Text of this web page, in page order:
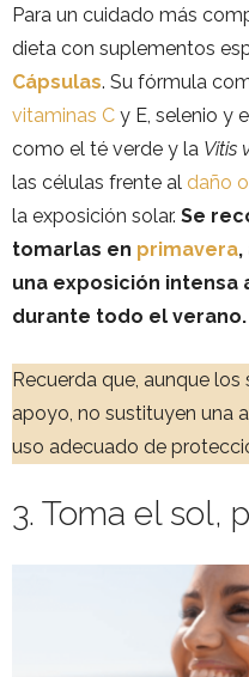
Para un cuidado más
dieta con suplementos
Cápsulas. Su fórmula
vitaminas C y E, selenio y
como el té verde y la Vitis
las células frente al daño
la exposición solar. Se
tomarlas en primavera,
una exposición intensa
durante todo el verano.
Recuerda que, aunque
apoyo, no sustituyen una
uso adecuado de
3. Toma el sol,